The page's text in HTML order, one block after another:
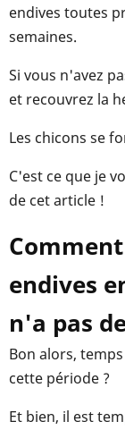
endives toutes
semaines.
Si vous n'avez
et recouvrez la
Les chicons se
C'est ce que je
de cet article !
endives
n'a pas
Bon alors,
cette période ?
Et bien, il est